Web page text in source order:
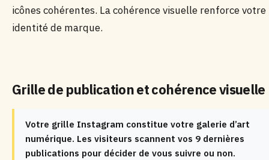
icônes cohérentes. La cohérence visuelle renforce votre
identité de marque.
Grille de publication et cohérence visuelle
Votre grille Instagram constitue votre galerie d’art
numérique. Les visiteurs scannent vos 9 dernières
publications pour décider de vous suivre ou non.